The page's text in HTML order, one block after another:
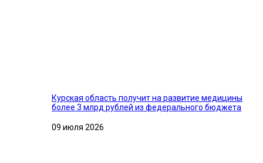
Курская область получит на развитие медицины
более 3 млрд рублей из федерального бюджета
09 июля 2026